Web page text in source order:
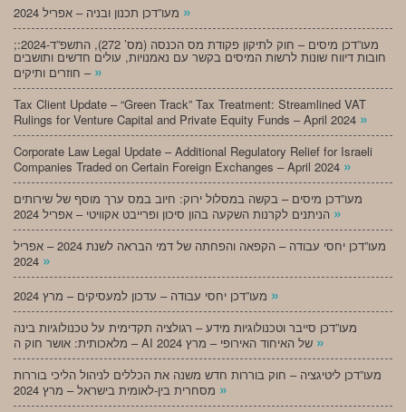
»
;מעו”דכן מיסים – חוק לתיקון פקודת מס הכנסה (מס’ 272), התשפ”ד-2024:
חובות דיווח שונות לרשות המיסים בקשר עם נאמנויות, עולים חדשים ותושבים
חוזרים ותיקים – »
Tax Client Update – “Green Track” Tax Treatment: Streamlined VAT
Rulings for Venture Capital and Private Equity Funds – April 2024 »
Corporate Law Legal Update – Additional Regulatory Relief for Israeli
Companies Traded on Certain Foreign Exchanges – April 2024 »
מעו”דכן מיסים – בקשה במסלול ירוק: חיוב במס ערך מוסף של שירותים
»
מעו”דכן יחסי עבודה – הקפאה והפחתה של דמי הבראה לשנת 2024 – אפריל
»
»
מעו”דכן סייבר וטכנולוגיות מידע – רגולציה תקדימית על טכנולוגיות בינה
»
מעו”דכן ליטיגציה – חוק בוררות חדש משנה את הכללים לניהול הליכי בוררות
»